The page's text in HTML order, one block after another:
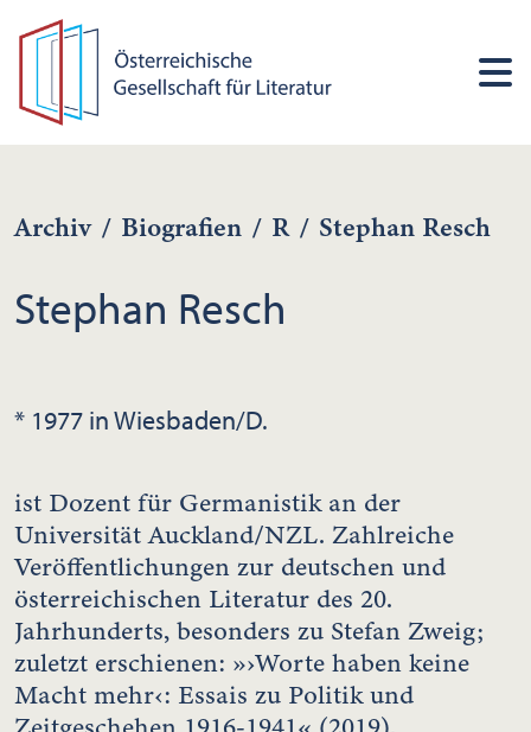
Archiv / Biografien / R / Stephan Resch
Stephan Resch
* 1977 in Wiesbaden/D.
ist Dozent für Germanistik an der
Universität Auckland/NZL. Zahlreiche
Veröffentlichungen zur deutschen und
österreichischen Literatur des 20.
Jahrhunderts, besonders zu Stefan Zweig;
zuletzt erschienen: »›Worte haben keine
Macht mehr‹: Essais zu Politik und